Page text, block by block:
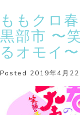
ももクロ
黒部市 〜
るオモイ〜
Posted 2019年4月22